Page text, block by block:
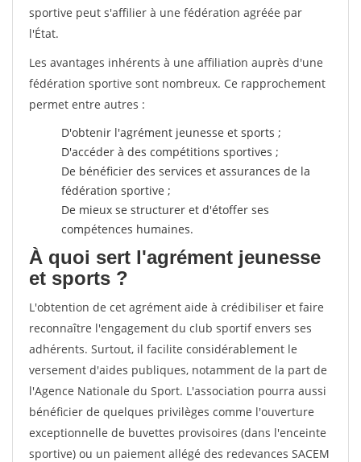
sportive peut s'affilier à une fédération agréée par
l'État.
Les avantages inhérents à une affiliation auprès d'une
fédération sportive sont nombreux. Ce rapprochement
permet entre autres :
D'obtenir l'agrément jeunesse et sports ;
D'accéder à des compétitions sportives ;
De bénéficier des services et assurances de la
fédération sportive ;
De mieux se structurer et d'étoffer ses
compétences humaines.
À quoi sert l'agrément jeunesse
et sports ?
L'obtention de cet agrément aide à crédibiliser et faire
reconnaître l'engagement du club sportif envers ses
adhérents. Surtout, il facilite considérablement le
versement d'aides publiques, notamment de la part de
l'Agence Nationale du Sport. L'association pourra aussi
bénéficier de quelques privilèges comme l'ouverture
exceptionnelle de buvettes provisoires (dans l'enceinte
sportive) ou un paiement allégé des redevances SACEM